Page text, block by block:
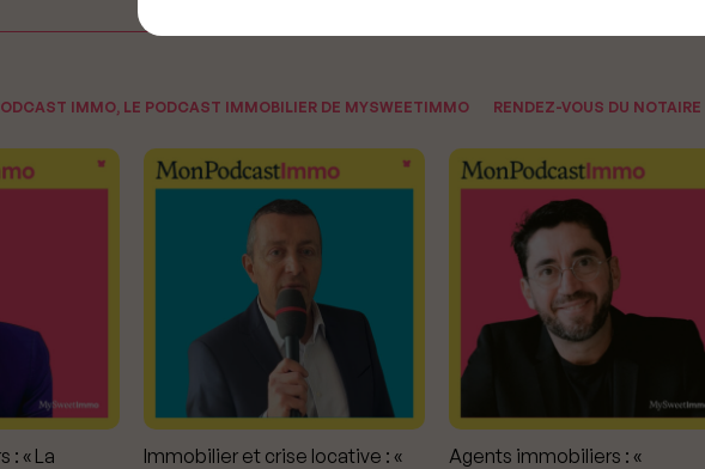
IMMO, LE PODCAST IMMOBILIER DE MYSWEETIMMO RENDEZ-VOUS DU NOTAIRE
: « La
Immobilier et crise locative : «
Agents immobiliers : «